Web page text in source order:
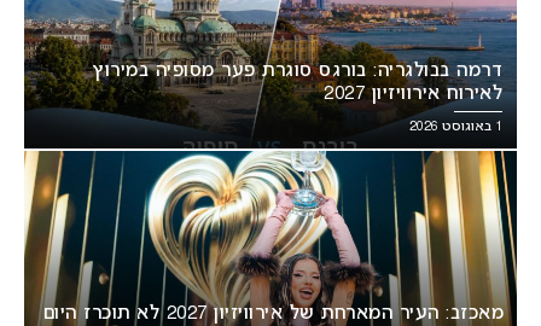
דרמה בבולגריה: בורגס סוגרת פער מסופיה במירוץ
לאירוח אירוויזיון 2027
מאכזב: העיר המארחת של אירוויזיון 2027 לא תוכרז היום